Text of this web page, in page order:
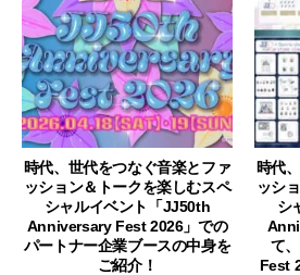
時代、世代をつなぐ音楽とファ
ッション＆トークを楽しむスペ
シャルイベント「JJ50th
Anniversary Fest 2026」での
パートナー企業ブースの中身を
ご紹介！
時代
ッシ
シ
て
Fest